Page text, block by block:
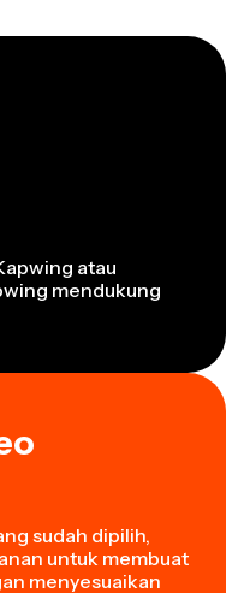
atau
mendukung
sudah dipilih,
untuk membuat
menyesuaikan